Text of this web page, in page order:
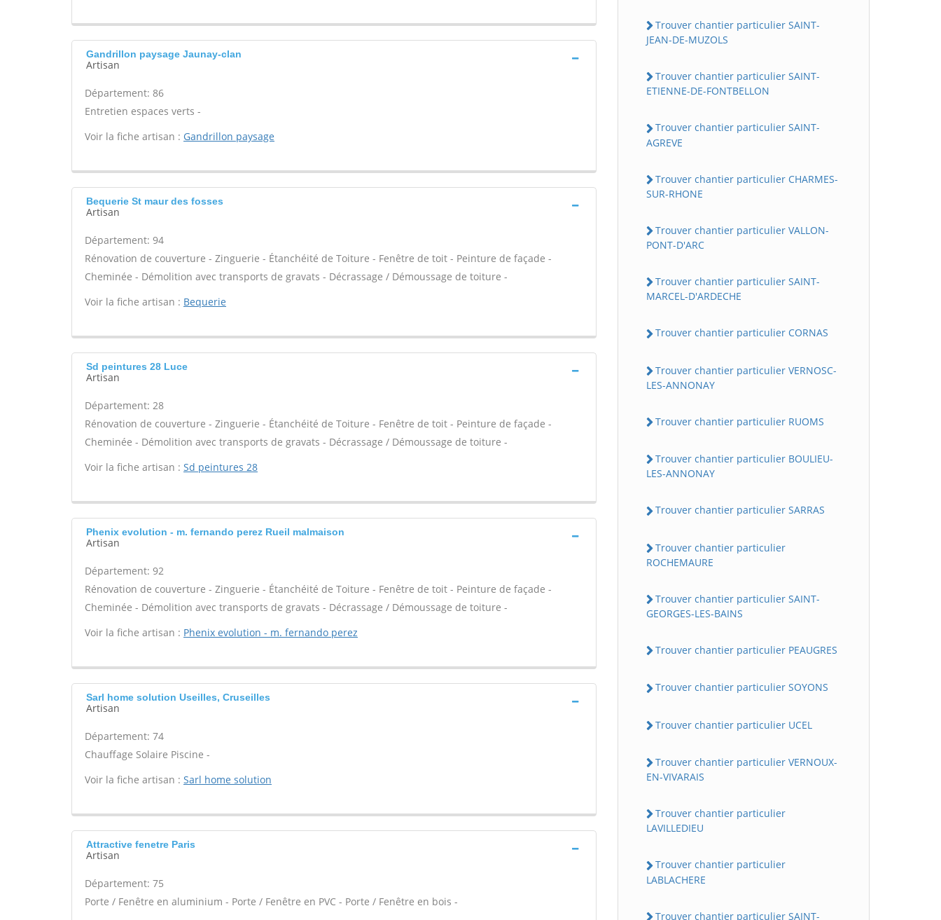
Gandrillon paysage Jaunay-clan
Artisan
Département: 86
Entretien espaces verts -
Voir la fiche artisan : Gandrillon paysage
Bequerie St maur des fosses
Artisan
Département: 94
Rénovation de couverture - Zinguerie - Étanchéité de Toiture - Fenêtre de toit - Peinture de façade -
Cheminée - Démolition avec transports de gravats - Décrassage / Démoussage de toiture -
Voir la fiche artisan : Bequerie
Sd peintures 28 Luce
Artisan
Département: 28
Rénovation de couverture - Zinguerie - Étanchéité de Toiture - Fenêtre de toit - Peinture de façade -
Cheminée - Démolition avec transports de gravats - Décrassage / Démoussage de toiture -
Voir la fiche artisan : Sd peintures 28
Phenix evolution - m. fernando perez Rueil malmaison
Artisan
Département: 92
Rénovation de couverture - Zinguerie - Étanchéité de Toiture - Fenêtre de toit - Peinture de façade -
Cheminée - Démolition avec transports de gravats - Décrassage / Démoussage de toiture -
Voir la fiche artisan : Phenix evolution - m. fernando perez
Sarl home solution Useilles, Cruseilles
Artisan
Département: 74
Chauffage Solaire Piscine -
Voir la fiche artisan : Sarl home solution
Attractive fenetre Paris
Artisan
Département: 75
Porte / Fenêtre en aluminium - Porte / Fenêtre en PVC - Porte / Fenêtre en bois -
Trouver chantier particulier SAINT-
JEAN-DE-MUZOLS
Trouver chantier particulier SAINT-
ETIENNE-DE-FONTBELLON
Trouver chantier particulier SAINT-
AGREVE
Trouver chantier particulier CHARMES-
SUR-RHONE
Trouver chantier particulier VALLON-
PONT-D'ARC
Trouver chantier particulier SAINT-
MARCEL-D'ARDECHE
Trouver chantier particulier CORNAS
Trouver chantier particulier VERNOSC-
LES-ANNONAY
Trouver chantier particulier RUOMS
Trouver chantier particulier BOULIEU-
LES-ANNONAY
Trouver chantier particulier SARRAS
Trouver chantier particulier
ROCHEMAURE
Trouver chantier particulier SAINT-
GEORGES-LES-BAINS
Trouver chantier particulier PEAUGRES
Trouver chantier particulier SOYONS
Trouver chantier particulier UCEL
Trouver chantier particulier VERNOUX-
EN-VIVARAIS
Trouver chantier particulier
LAVILLEDIEU
Trouver chantier particulier
LABLACHERE
Trouver chantier particulier SAINT-